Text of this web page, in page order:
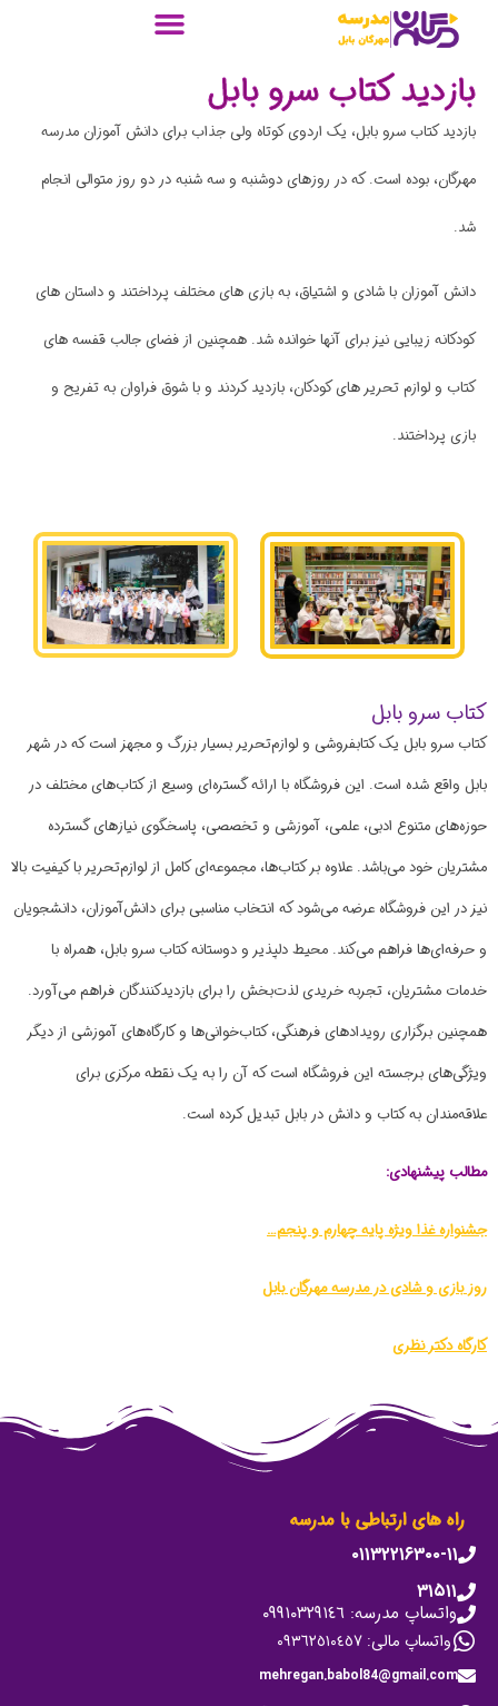
بازدید کتاب سرو بابل
بازدید کتاب سرو بابل، یک اردوی کوتاه ولی جذاب برای دانش آموزان مدرسه
مهرگان، بوده است. که در روزهای دوشنبه و سه شنبه در دو روز متوالی انجام
شد.
دانش آموزان با شادی و اشتیاق، به بازی های مختلف پرداختند و داستان های
کودکانه زیبایی نیز برای آنها خوانده شد. همچنین از فضای جالب قفسه های
کتاب و لوازم تحریر های کودکان، بازدید کردند و با شوق فراوان به تفریح و
بازی پرداختند.
کتاب سرو بابل
کتاب سرو بابل یک کتابفروشی و لوازم‌تحریر بسیار بزرگ و مجهز است که در شهر
بابل واقع شده است. این فروشگاه با ارائه گستره‌ای وسیع از کتاب‌های مختلف در
حوزه‌های متنوع ادبی، علمی، آموزشی و تخصصی، پاسخگوی نیازهای گسترده
مشتریان خود می‌باشد. علاوه بر کتاب‌ها، مجموعه‌ای کامل از لوازم‌تحریر با کیفیت بالا
نیز در این فروشگاه عرضه می‌شود که انتخاب مناسبی برای دانش‌آموزان، دانشجویان
و حرفه‌ای‌ها فراهم می‌کند. محیط دلپذیر و دوستانه کتاب سرو بابل، همراه با
خدمات مشتریان، تجربه خریدی لذت‌بخش را برای بازدیدکنندگان فراهم می‌آورد.
همچنین برگزاری رویدادهای فرهنگی، کتاب‌خوانی‌ها و کارگاه‌های آموزشی از دیگر
ویژگی‌های برجسته این فروشگاه است که آن را به یک نقطه مرکزی برای
علاقه‌مندان به کتاب و دانش در بابل تبدیل کرده است.
مطالب پیشنهادی:
جشنواره غذا ویژه پایه چهارم و پنجم…
روز بازی و شادی در مدرسه مهرگان بابل
کارگاه دکتر نظری
راه های ارتباطی با مدرسه
۰۱۱۳۲۲۱۶۳۰۰-۱۱
۳۱۵۱۱
واتساپ مدرسه: ٠٩٩١٠٣٢٩١٤٦
واتساپ مالی: ٠٩٣٦٢٥١٠٤٥٧
mehregan.babol84@gmail.com